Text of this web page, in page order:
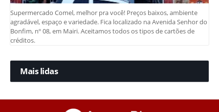
Supermercado Comel, melhor pra você! Preços baixos, ambiente
agradável, espaço e variedade. Fica localizado na Avenida Senhor do
Bonfim, nº 08, em Mairi. Aceitamos todos os tipos de cartões de
créditos.
Mais lidas